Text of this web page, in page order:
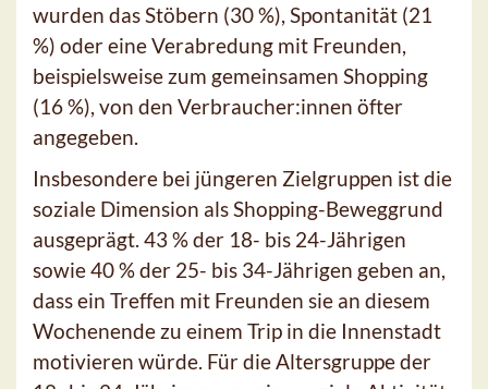
wurden das Stöbern (30 %), Spontanität (21
%) oder eine Verabredung mit Freunden,
beispielsweise zum gemeinsamen Shopping
(16 %), von den Verbraucher:innen öfter
angegeben.
Insbesondere bei jüngeren Zielgruppen ist die
soziale Dimension als Shopping-Beweggrund
ausgeprägt. 43 % der 18- bis 24-Jährigen
sowie 40 % der 25- bis 34-Jährigen geben an,
dass ein Treffen mit Freunden sie an diesem
Wochenende zu einem Trip in die Innenstadt
motivieren würde. Für die Altersgruppe der